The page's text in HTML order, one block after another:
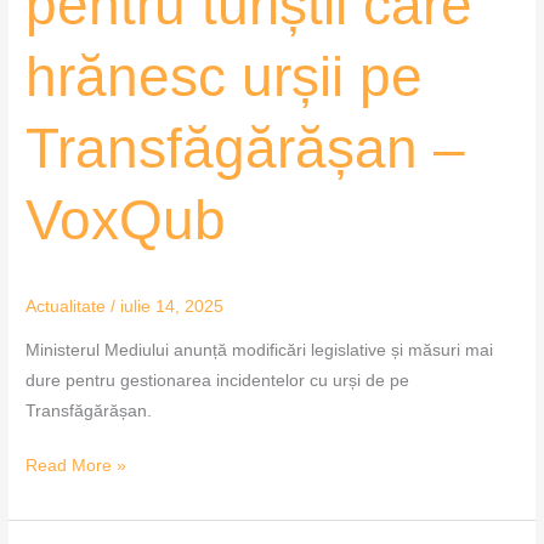
hrănesc urșii pe
Transfăgărășan –
VoxQub
Actualitate / iulie 14, 2025
Ministerul Mediului anunță modificări legislative și măsuri mai
dure pentru gestionarea incidentelor cu urși de pe
Transfăgărășan.
Read More »